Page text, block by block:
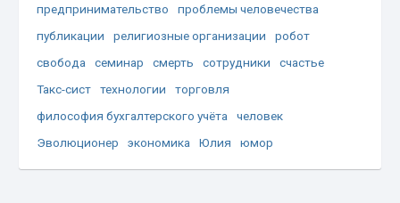
предпринимательство
проблемы человечества
публикации
религиозные организации
робот
свобода
семинар смерть сотрудники
счастье
Такс-сист
технологии
торговля
философия бухгалтерского учёта
человек
Эволюционер
экономика Юлия юмор